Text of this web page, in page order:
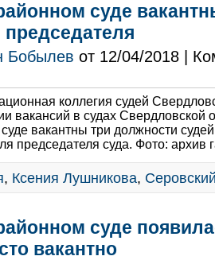
суде
председателя
Бобылев от 12/04/2018 |
коллегия судей
вакансий в судах Свердловской
вакантны три должности
председателя суда. Фото: архив
, Ксения Лушникова,
суде
вакантно